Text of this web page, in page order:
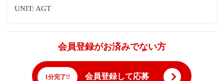
UNIT: AGT
会員登録がお済みでない方
1分完了!! 会員登録して応募